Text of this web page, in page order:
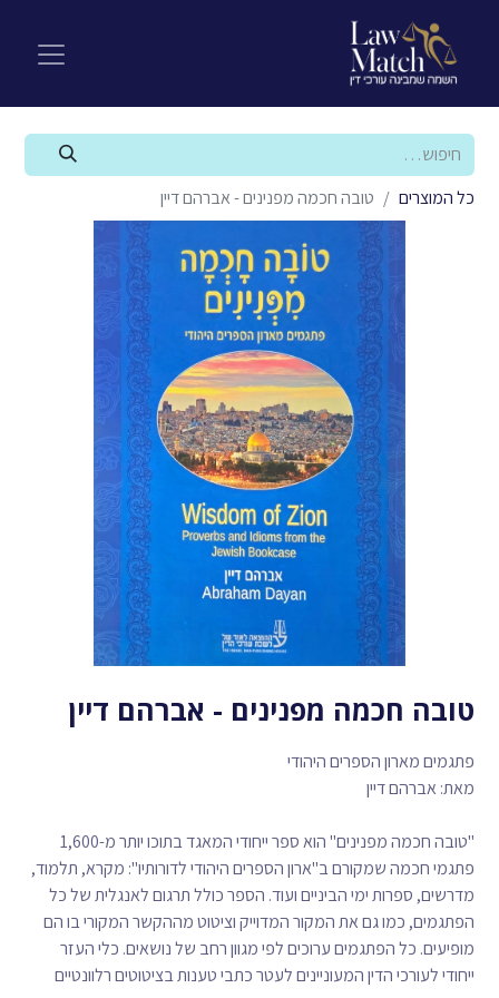
כל המוצרים טובה חכמה מפנינים - אברהם דיין
טובה חכמה מפנינים - אברהם דיין
פתגמים מארון הספרים היהודי
מאת: אברהם דיין
"טובה חכמה מפנינים" הוא ספר ייחודי המאגד בתוכו יותר מ-1,600
פתגמי חכמה שמקורם ב"ארון הספרים היהודי לדורותיו": מקרא, תלמוד,
מדרשים, ספרות ימי הביניים ועוד. הספר כולל תרגום לאנגלית של כל
הפתגמים, כמו גם את המקור המדוייק וציטוט מההקשר המקורי בו הם
מופיעים. כל הפתגמים ערוכים לפי מגוון רחב של נושאים. כלי העזר
ייחודי לעורכי הדין המעוניינים לעטר כתבי טענות בציטוטים רלוונטיים